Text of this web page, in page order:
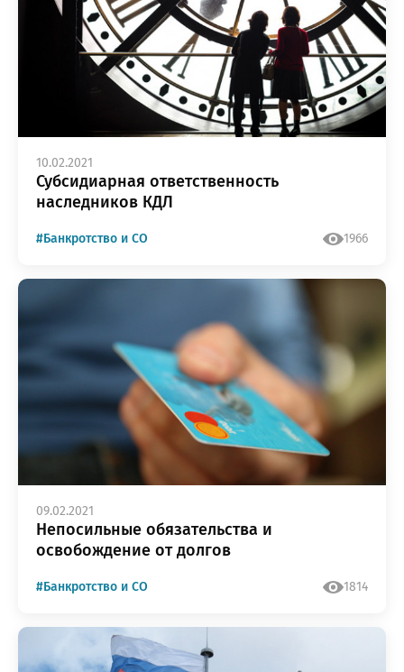
10.02.2021
Субсидиарная ответственность
наследников КДЛ
#Банкротство и СО 1966
09.02.2021
Непосильные обязательства и
освобождение от долгов
#Банкротство и СО 1814